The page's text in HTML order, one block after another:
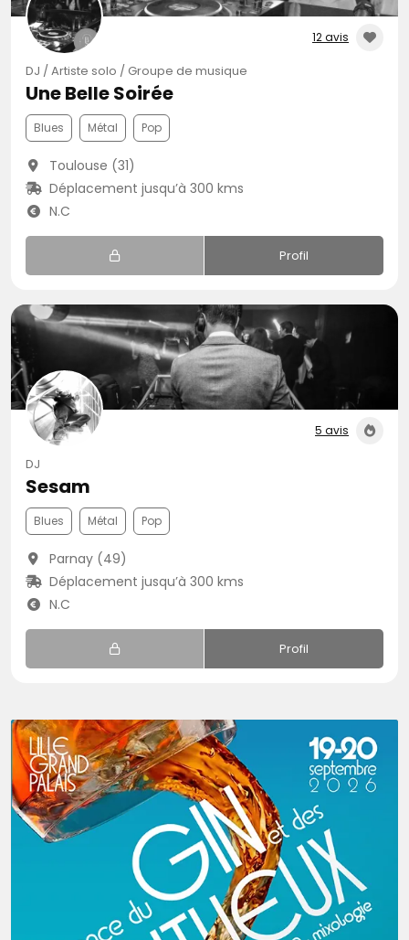
12 avis
DJ / Artiste solo / Groupe de musique
Une Belle Soirée
Blues Métal Pop
Toulouse (31)
Déplacement jusqu’à 300 kms
N.C
Profil
5 avis
DJ
Sesam
Blues Métal Pop
Parnay (49)
Déplacement jusqu’à 300 kms
N.C
Profil